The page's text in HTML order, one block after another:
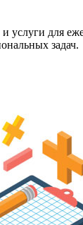
услуги для
задач.